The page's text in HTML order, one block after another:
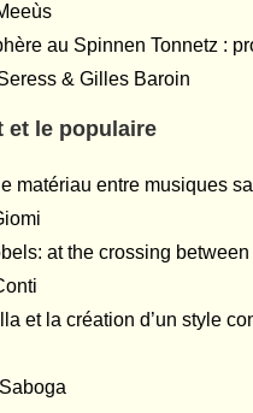
au Spinnen Tonnetz :
& Gilles Baroin
et le populaire
matériau entre musiques
at the crossing
et la création d’un style